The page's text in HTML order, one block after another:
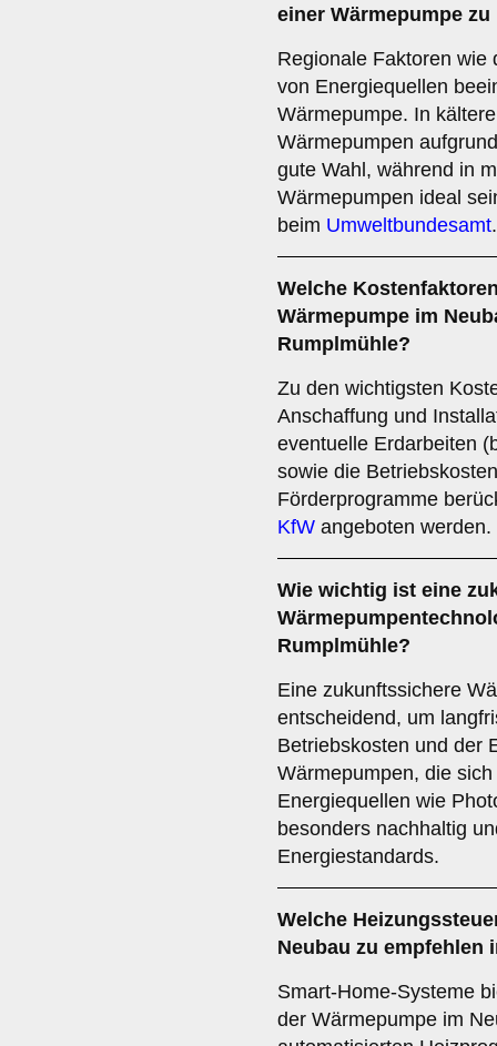
einer Wärmepumpe
Regionale Faktoren wie
von Energiequellen
Wärmepumpe. In
Wärmepumpen
gute Wahl, während in
Wärmepumpen ideal
beim Umweltbundesamt.
Welche
Wärmepumpe im
Rumplmühle?
Zu den wichtigsten
Anschaffung und
eventuelle Erdarbeiten
sowie die
Förderprogramme
KfW angeboten werden.
Wie wichtig ist eine
Rumplmühle?
Eine zukunftssichere
entscheidend, um
Betriebskosten und der
Wärmepumpen, die
Energiequellen wie
besonders nachhaltig
Energiestandards.
Welche
Neubau zu empfehlen
Smart-Home-Systeme
der Wärmepumpe im